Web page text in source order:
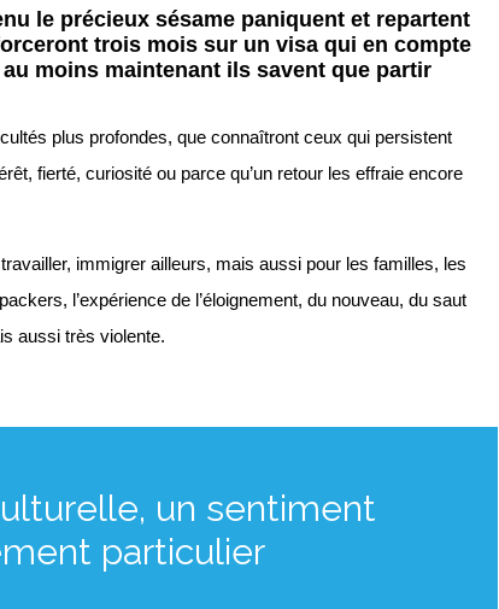
le précieux sésame paniquent et repartent
trois mois sur un visa qui en compte
moins maintenant ils savent que partir
plus profondes, que connaîtront ceux qui persistent
fierté, curiosité ou parce qu’un retour les effraie encore
immigrer ailleurs, mais aussi pour les familles, les
l’expérience de l’éloignement, du nouveau, du saut
aussi très violente.
un sentiment
particulier